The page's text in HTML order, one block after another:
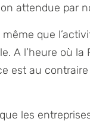
attendue par
que
A l’heure où
est au
les